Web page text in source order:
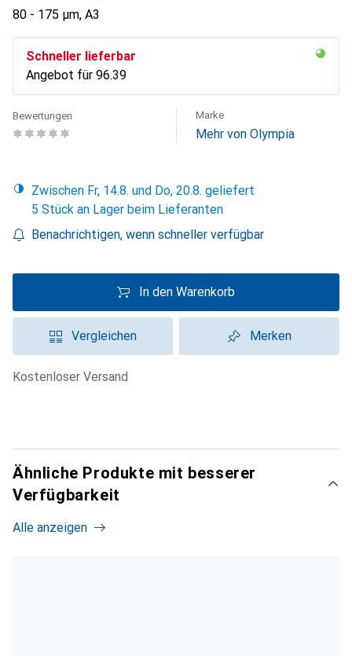
80 - 175 µm, A3
Schneller lieferbar
Angebot für CHF
96.39
Bewertungen Marke
Mehr von Olympia
Zwischen Fr, 14.8. und Do, 20.8. geliefert
5 Stück an Lager beim Lieferanten
Benachrichtigen, wenn schneller verfügbar
In den Warenkorb
Vergleichen Merken
kostenloser Versand
Ähnliche Produkte mit besserer
Verfügbarkeit
Alle anzeigen